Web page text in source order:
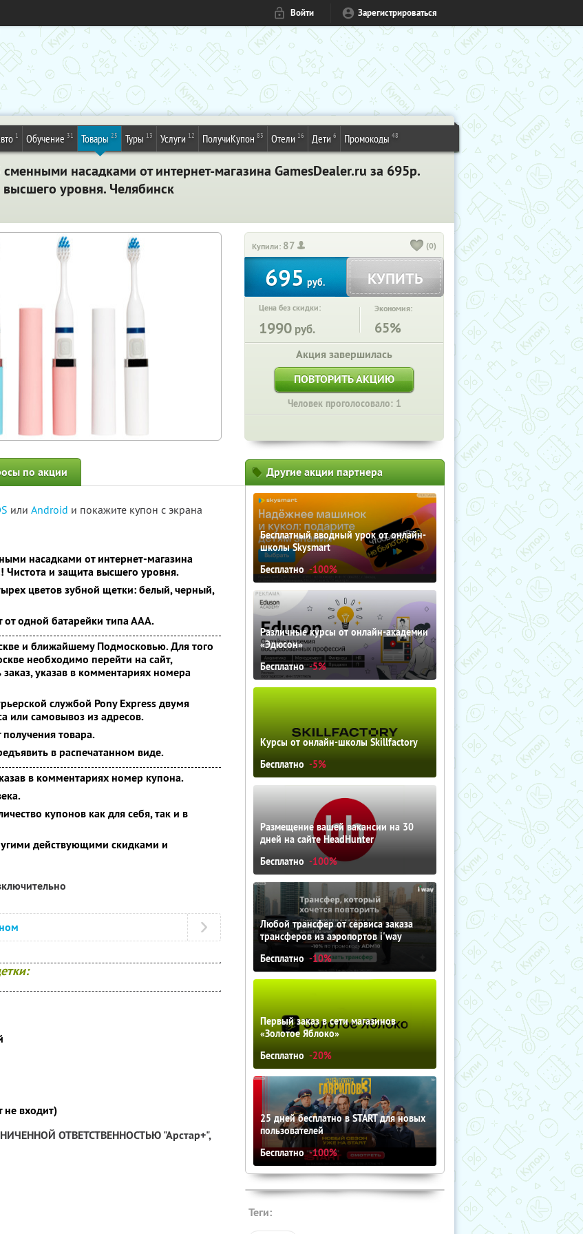
Войти Зарегистрироваться
1 Обучение 31 Товары 25 Туры 13 Услуги 12 ПолучиКупон 83 Отели 16 Дети 6 Промокоды 48
насадками от интернет-магазина GamesDealer.ru за 695р.
уровня. Челябинск
Купили: 87 (0)
695 руб. КУПИТЬ
Цена без скидки:
1990 руб.
Экономия:
65%
Акция завершилась
ПОВТОРИТЬ АКЦИЮ
Человек проголосовало: 1
по акции
или Android и покажите купон с экрана
насадками от интернет-магазина
! Чистота и защита высшего уровня.
цветов зубной щетки: белый, черный,
от одной батарейки типа ААА.
и ближайшему Подмосковью. Для того
необходимо перейти на сайт,
указав в комментариях номера
службой Pony Express двумя
или самовывоз из адресов.
товара.
в распечатанном виде.
в комментариях номер купона.
купонов как для себя, так и в
действующими скидками и
не входит)
ОТВЕТСТВЕННОСТЬЮ "Арстар+",
Другие акции партнера
Бесплатный вводный урок от онлайн-
школы Skysmart
Бесплатно -100%
Различные курсы от онлайн-академии
«Эдюсон»
Бесплатно -5%
Курсы от онлайн-школы Skillfactory
Бесплатно -5%
Размещение вашей вакансии на 30
дней на сайте HeadHunter
Бесплатно -100%
Любой трансфер от сервиса заказа
трансферов из аэропортов i'way
Бесплатно -10%
Первый заказ в сети магазинов
«Золотое Яблоко»
Бесплатно -20%
25 дней бесплатно в START для новых
пользователей
Бесплатно -100%
Теги: